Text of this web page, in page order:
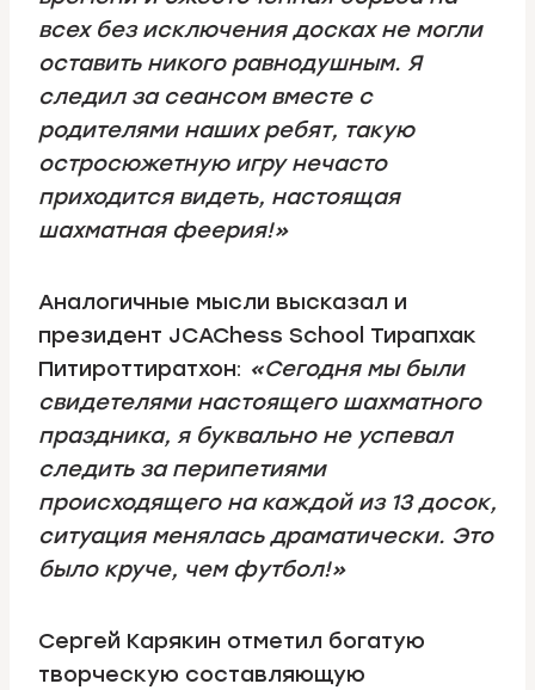
всех без исключения досках не могли
оставить никого равнодушным. Я
следил за сеансом вместе с
родителями наших ребят, такую
остросюжетную игру нечасто
приходится видеть, настоящая
шахматная феерия!»
Аналогичные мысли высказал и
президент JCAChess School Тирапхак
Питироттиратхон: «Сегодня мы были
свидетелями настоящего шахматного
праздника, я буквально не успевал
следить за перипетиями
происходящего на каждой из 13 досок,
ситуация менялась драматически. Это
было круче, чем футбол!»
Сергей Карякин отметил богатую
творческую составляющую